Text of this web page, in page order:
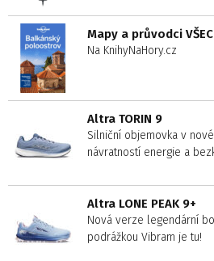
Mapy a průvodci
Na KnihyNaHory.cz
Altra TORIN 9
Silniční objemovka v
návratností energie a
Altra LONE PEAK 9+
Nová verze legendární
podrážkou Vibram je tu!